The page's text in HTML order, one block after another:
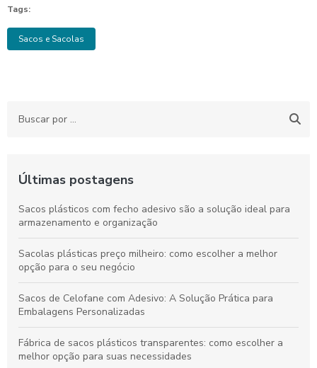
Tags:
Sacos e Sacolas
Últimas postagens
Sacos plásticos com fecho adesivo são a solução ideal para
armazenamento e organização
Sacolas plásticas preço milheiro: como escolher a melhor
opção para o seu negócio
Sacos de Celofane com Adesivo: A Solução Prática para
Embalagens Personalizadas
Fábrica de sacos plásticos transparentes: como escolher a
melhor opção para suas necessidades